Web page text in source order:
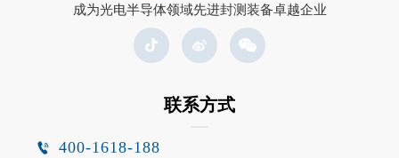
成为光电半导体领域先进封测装备卓越企业
联系方式
400-1618-188